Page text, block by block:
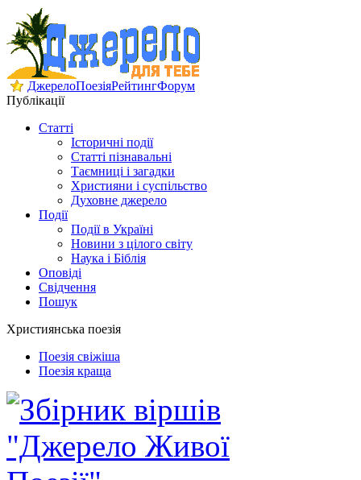
ДжерелоПоезіяРейтингФорум
Публікації
Статті
Історичні події
Статті пізнавальні
Таємниці і загадки
Християни і суспільство
Духовне джерело
Події
Події в Україні
Новини з цілого світу
Наука і Біблія
Оповіді
Свідчення
Пошук
Християнська поезія
Поезія свіжіша
Поезія краща